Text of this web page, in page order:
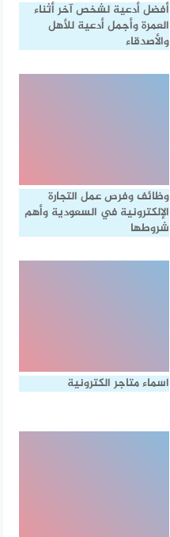
أفضل أدعية لشخص آخر أثناء
العمرة وأجمل أدعية للأهل
والأصدقاء
وظائف وفرص عمل التجارة
الإلكترونية في السعودية وأهم
شروطها
اسماء متاجر الكترونية